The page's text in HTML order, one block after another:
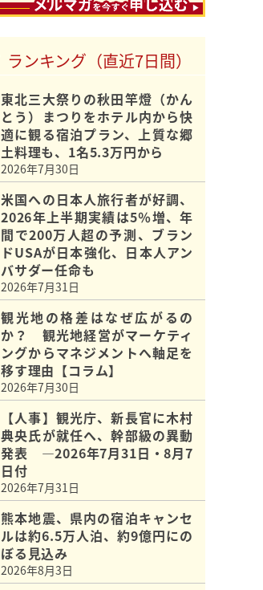
ランキング（直近7日間）
東北三大祭りの秋田竿燈（かん
とう）まつりをホテル内から快
適に観る宿泊プラン、上質な郷
土料理も、1名5.3万円から
2026年7月30日
米国への日本人旅行者が好調、
2026年上半期実績は5％増、年
間で200万人超の予測、ブラン
ドUSAが日本強化、日本人アン
バサダー任命も
2026年7月31日
観光地の格差はなぜ広がるの
か？ 観光地経営がマーケティ
ングからマネジメントへ軸足を
移す理由【コラム】
2026年7月30日
【人事】観光庁、新長官に木村
典央氏が就任へ、幹部級の異動
発表 ―2026年7月31日・8月7
日付
2026年7月31日
熊本地震、県内の宿泊キャンセ
ルは約6.5万人泊、約9億円にの
ぼる見込み
2026年8月3日